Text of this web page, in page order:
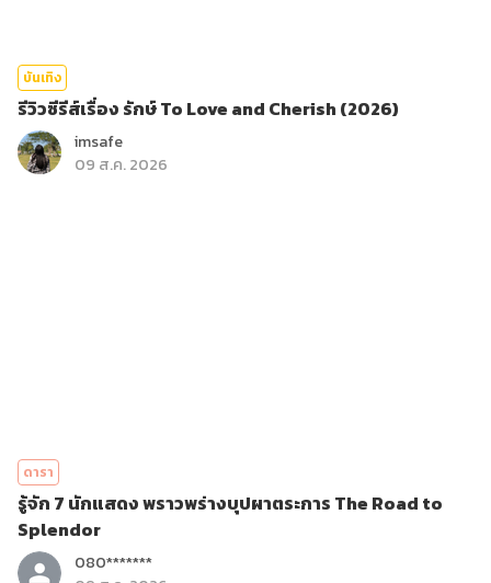
บันเทิง
รีวิวซีรีส์เรื่อง รักษ์ To Love and Cherish (2026)
imsafe
09 ส.ค. 2026
ดารา
รู้จัก 7 นักแสดง พราวพร่างบุปผาตระการ The Road to
Splendor
080*******